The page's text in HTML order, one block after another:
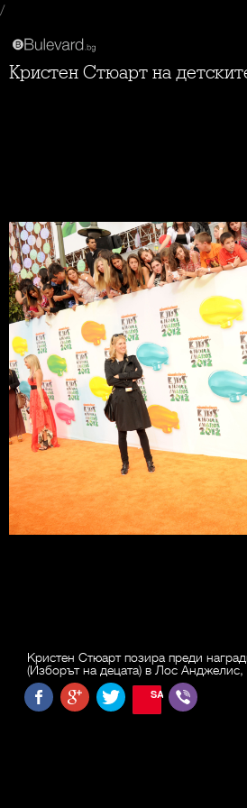
/
Кристен Стюарт на
Кристен Стюарт позира преди
(Изборът на децата) в Лос
SAVE